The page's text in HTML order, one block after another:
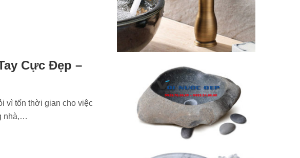
Cực Đẹp –
vì tốn thời gian cho việc
nhà,…